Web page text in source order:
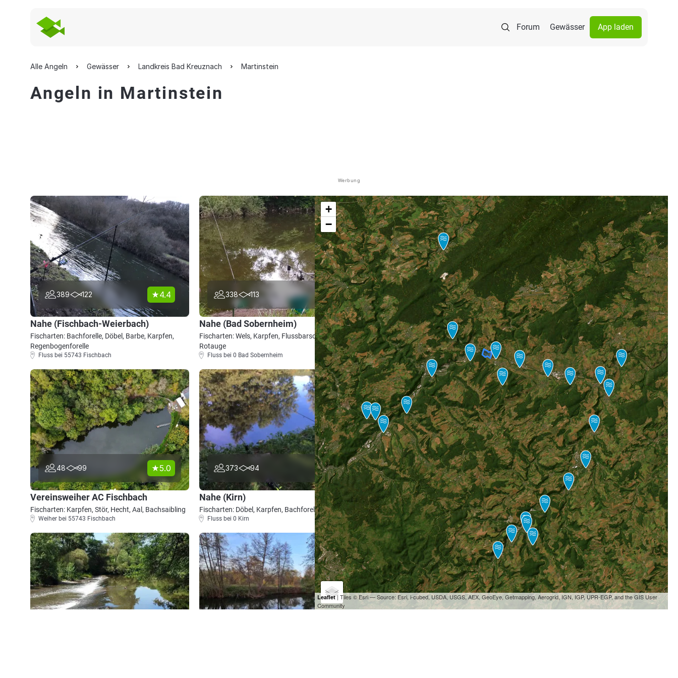
Forum Gewässer App laden
Alle Angeln Gewässer Landkreis Bad Kreuznach Martinstein
Angeln in Martinstein
Werbung
389 122 4.4
Nahe (Fischbach-Weierbach)
Fischarten: Bachforelle, Döbel, Barbe, Karpfen,
Regenbogenforelle
Fluss bei 55743 Fischbach
338 113 4.8
Nahe (Bad Sobernheim)
Fischarten: Wels, Karpfen, Flussbarsch, Brachse,
Rotauge
Fluss bei 0 Bad Sobernheim
48 99 5.0
Vereinsweiher AC Fischbach
Fischarten: Karpfen, Stör, Hecht, Aal, Bachsaibling
Weiher bei 55743 Fischbach
373 94 4.0
Nahe (Kirn)
Fischarten: Döbel, Karpfen, Bachforelle, Aal, Barbe
Fluss bei 0 Kirn
+
−
Leaflet| Tiles © Esri — Source: Esri, i-cubed, USDA, USGS, AEX, GeoEye, Getmapping, Aerogrid, IGN, IGP, UPR-EGP, and the GIS User
Community